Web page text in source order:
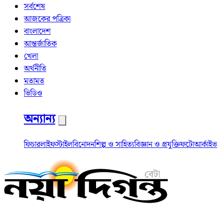
সর্বশেষ
আজকের পত্রিকা
বাংলাদেশ
আন্তর্জাতিক
খেলা
অর্থনীতি
মতামত
ভিডিও
অন্যান্য
ফিচারলাইফস্টাইলবিনোদনশিল্প ও সাহিত্যবিজ্ঞান ও প্রযুক্তিফটোআর্কাইভ